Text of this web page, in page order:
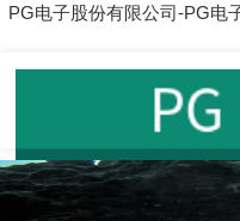
PG电子股份有限公司-PG电